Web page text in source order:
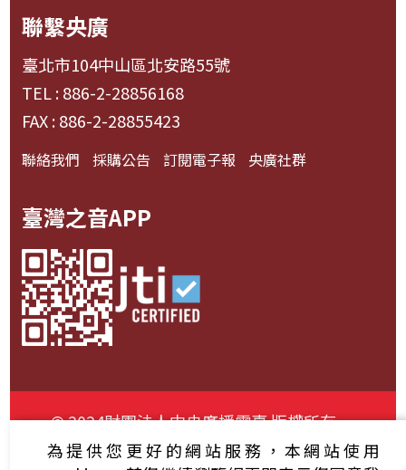
聯繫央廣
臺北市104中山區北安路55號
TEL : 886-2-28856168
FAX : 886-2-28855423
聯絡我們 採購公告 訂閱電子報 央廣社群
臺灣之音APP
© 2024財團法人中央廣播電臺 版權所有
資通安全政策聲明
服務條款 隱私權條款
為提供您更好的網站服務，本網站使用